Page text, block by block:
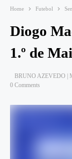
Home Futebol
Diogo
1.º de
BRUNO AZEVEDO |
0 Comments